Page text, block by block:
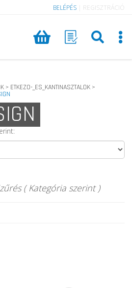
BELÉPÉS REGISZTRÁCIÓ
> ETKEZO-_ES_KANTINASZTALOK >
( Kategória szerint )